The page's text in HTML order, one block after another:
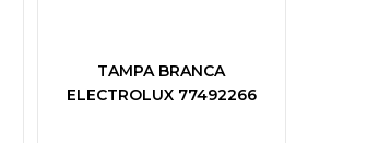
TAMPA BRANCA
ELECTROLUX 77492266